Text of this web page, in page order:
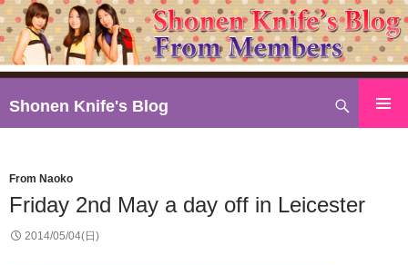
Shonen Knife's Blog
索
ン
ツ
へ
From Naoko
Friday 2nd May a day off in Leicester
2014/05/04(日)